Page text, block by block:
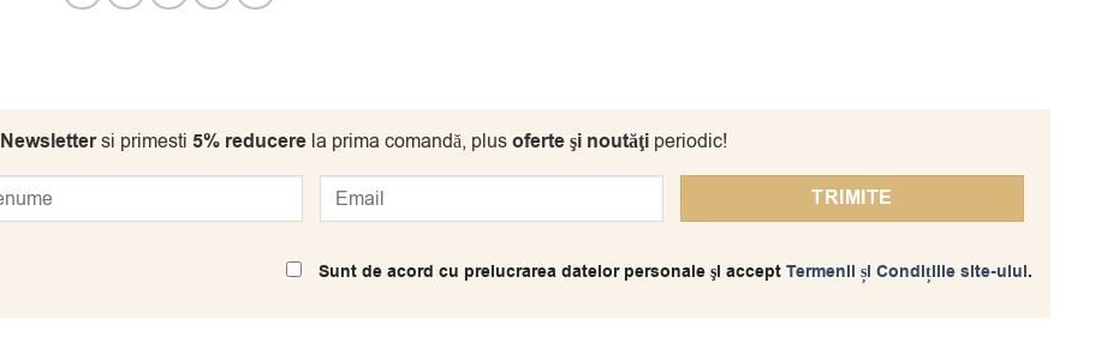
Newslettersi primesti 5% reducerela prima comandă, plusoferte şi noutăţiperiodic!
Sunt de acord cu prelucrarea datelor personale şi acceptTermenii și Condițiile site-ului.